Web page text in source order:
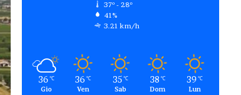
37º - 28º
41%
3.21 km/h
36 ℃
Gio
36 ℃
Ven
35 ℃
Sab
38 ℃
Dom
39 ℃
Lun